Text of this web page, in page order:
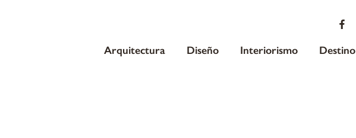
Arquitectura Diseño Interiorismo Destino